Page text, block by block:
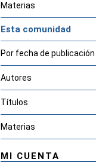
Materias
Esta comunidad
Por fecha de publicación
Autores
Títulos
Materias
MI CUENTA